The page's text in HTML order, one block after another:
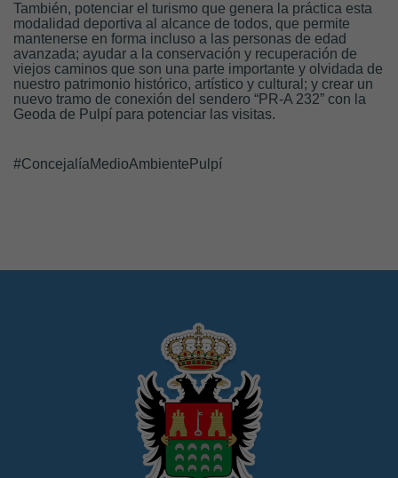
También, potenciar el turismo que genera la práctica esta
modalidad deportiva al alcance de todos, que permite
mantenerse en forma incluso a las personas de edad
avanzada; ayudar a la conservación y recuperación de
viejos caminos que son una parte importante y olvidada de
nuestro patrimonio histórico, artístico y cultural; y crear un
nuevo tramo de conexión del sendero “PR-A 232” con la
Geoda de Pulpí para potenciar las visitas.
#ConcejalíaMedioAmbientePulpí